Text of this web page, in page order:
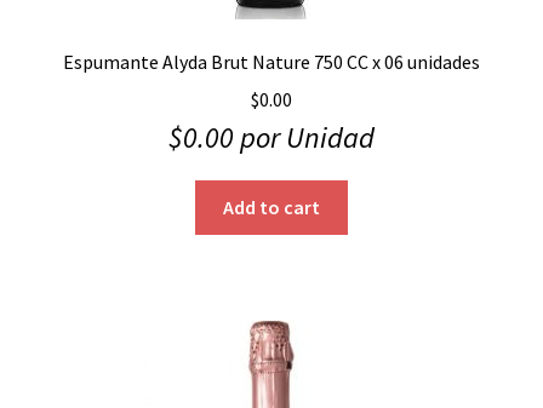
Espumante Alyda Brut Nature 750 CC x 06 unidades
$0.00
$0.00por Unidad
Add to cart